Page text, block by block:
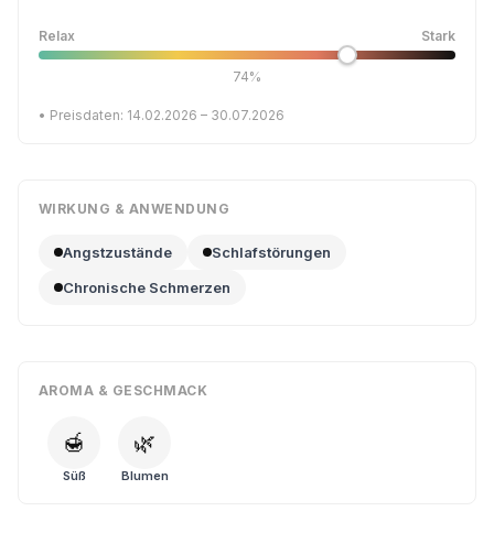
Relax Stark
74%
• Preisdaten: 14.02.2026 – 30.07.2026
WIRKUNG & ANWENDUNG
Angstzustände
Schlafstörungen
Chronische Schmerzen
AROMA & GESCHMACK
🍯
Süß
🌿
Blumen